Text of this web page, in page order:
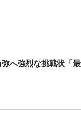
へ強烈な挑戦状「最